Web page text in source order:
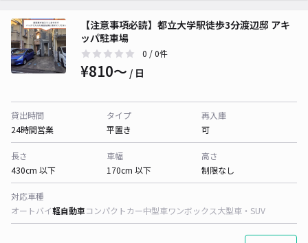
【注意事項必読】都立大学駅徒歩3分渡辺邸 アキ
ッパ駐車場
0 / 0件
¥810〜 / 日
貸出時間
24時間営業
タイプ
平置き
再入庫
可
長さ
430cm 以下
車幅
170cm 以下
高さ
制限なし
対応車種
オートバイ軽自動車コンパクトカー中型車ワンボックス大型車・SUV